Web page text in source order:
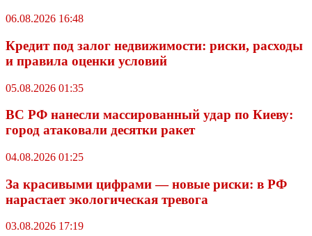
06.08.2026 16:48
Кредит под залог недвижимости: риски, расходы
и правила оценки условий
05.08.2026 01:35
ВС РФ нанесли массированный удар по Киеву:
город атаковали десятки ракет
04.08.2026 01:25
За красивыми цифрами — новые риски: в РФ
нарастает экологическая тревога
03.08.2026 17:19